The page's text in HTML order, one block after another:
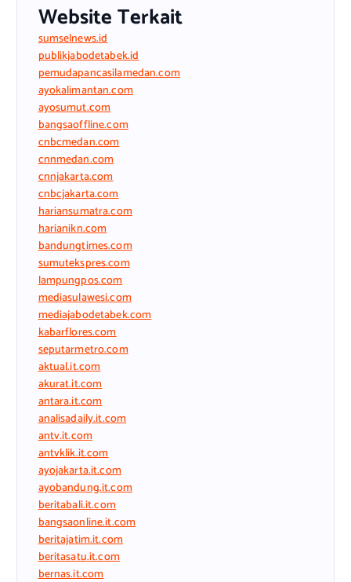
Website Terkait
sumselnews.id
publikjabodetabek.id
pemudapancasilamedan.com
ayokalimantan.com
ayosumut.com
bangsaoffline.com
cnbcmedan.com
cnnmedan.com
cnnjakarta.com
cnbcjakarta.com
hariansumatra.com
harianikn.com
bandungtimes.com
sumutekspres.com
lampungpos.com
mediasulawesi.com
mediajabodetabek.com
kabarflores.com
seputarmetro.com
aktual.it.com
akurat.it.com
antara.it.com
analisadaily.it.com
antv.it.com
antvklik.it.com
ayojakarta.it.com
ayobandung.it.com
beritabali.it.com
bangsaonline.it.com
beritajatim.it.com
beritasatu.it.com
bernas.it.com